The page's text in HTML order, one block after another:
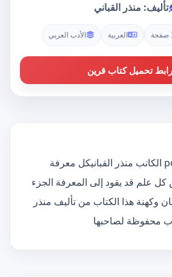
تأليف: منذر القباني
العربية الأدب العربي
رابط تحميل كتاب قرين
تحميل كتاب قرين pdf الكاتب منذر القبانيكل معرفة
علم قد يقود إلى المعرفة الجزء
وكهنة هذا الكتاب من تأليف منذر
محفوظة لصاحبها